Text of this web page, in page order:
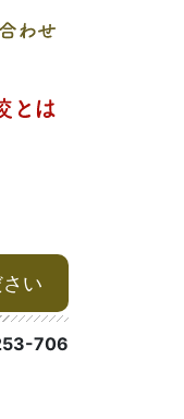
い
706